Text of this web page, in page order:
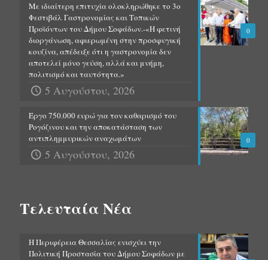
0
Με ιδιαίτερη επιτυχία ολοκληρώθηκε το 3ο
Φεστιβάλ Γαστρονομίας και Τοπικών
Προϊόντων του Δήμου Σοφάδων.-«Η φετινή
διοργάνωση, αφιερωμένη στην προσφυγική
κουζίνα, απέδειξε ότι η γαστρονομία δεν
αποτελεί μόνο γεύση, αλλά και μνήμη,
πολιτισμό και ταυτότητα.»
5 Αυγούστου, 2026
0
Έργο 750.000 ευρώ για τον καθαρισμό του
Ρογόζινου και την αποκατάσταση των
αντιπλημμυρικών αναχωμάτων
5 Αυγούστου, 2026
Τελευταία Νέα
Η Περιφέρεια Θεσσαλίας ενισχύει την
Πολιτική Προστασία του Δήμου Σοφάδων με